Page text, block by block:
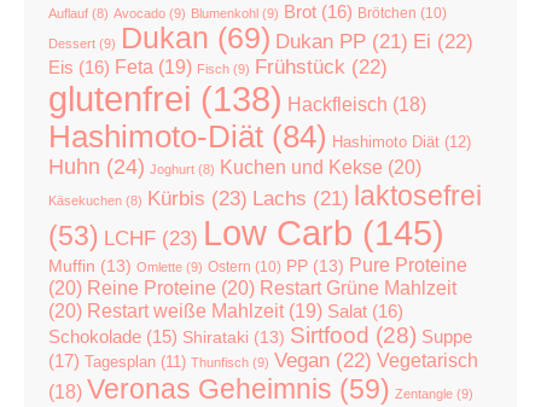
Auflauf (8) Avocado (9) Blumenkohl (9) Brot (16) Brötchen (10)
Dessert (9) Dukan (69) Dukan PP (21) Ei (22)
Eis (16) Feta (19) Fisch (9) Frühstück (22)
glutenfrei (138) Hackfleisch (18)
Hashimoto-Diät (84) Hashimoto Diät (12)
Huhn (24) Joghurt (8) Kuchen und Kekse (20)
Käsekuchen (8) Kürbis (23) Lachs (21) laktosefrei
(53) LCHF (23) Low Carb (145)
Muffin (13) Omlette (9) Ostern (10) PP (13) Pure Proteine
(20) Reine Proteine (20) Restart Grüne Mahlzeit
(20) Restart weiße Mahlzeit (19) Salat (16)
Schokolade (15) Shirataki (13) Sirtfood (28) Suppe
(17)
Tagesplan (11) Thunfisch (9) Vegan (22) Vegetarisch
(18) Veronas Geheimnis (59) Zentangle (9)